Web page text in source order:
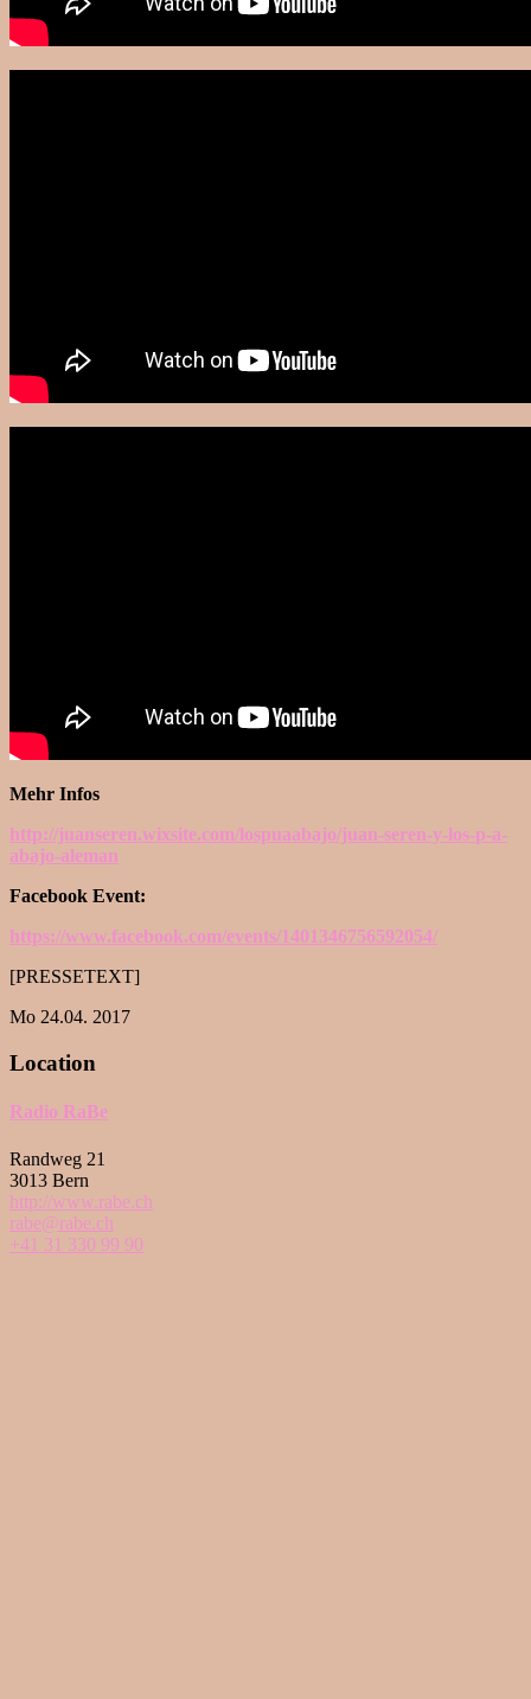
Mehr Infos
http://juanseren.wixsite.com/lospuaabajo/juan-seren-y-los-p-a-
abajo-aleman
Facebook Event:
https://www.facebook.com/events/1401346756592054/
[PRESSETEXT]
Mo 24.04. 2017
Location
Radio RaBe
Randweg 21
3013 Bern
http://www.rabe.ch
rabe@rabe.ch
+41 31 330 99 90